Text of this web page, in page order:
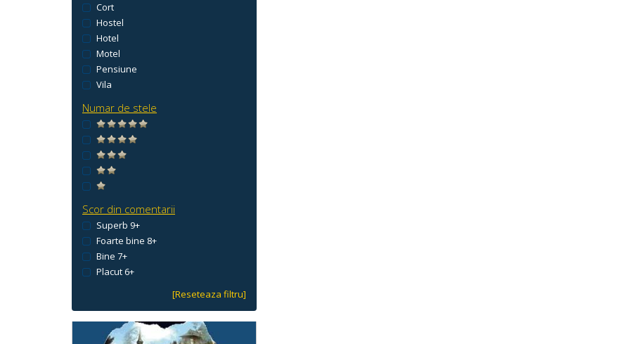
Cort
Hostel
Hotel
Motel
Pensiune
Vila
Numar de stele
Scor din comentarii
Superb 9+
Foarte bine 8+
Bine 7+
Placut 6+
[Reseteaza filtru]